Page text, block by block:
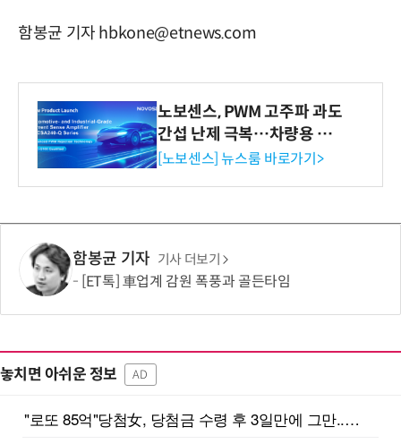
함봉균 기자 hbkone@etnews.com
노보센스, PWM 고주파 과도
간섭 난제 극복…차량용 전
류 감지 증폭기
[노보센스] 뉴스룸 바로가기>
함봉균 기자 기사 더보기
[ET톡] 車업계 감원 폭풍과 골든타임
놓치면 아쉬운 정보 AD